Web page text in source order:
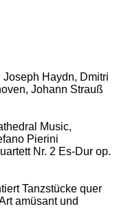
Joseph Haydn, Dmitri
Johann Strauß
Music,
Pierini
Nr. 2 Es-Dur op.
Tanzstücke quer
amüsant und